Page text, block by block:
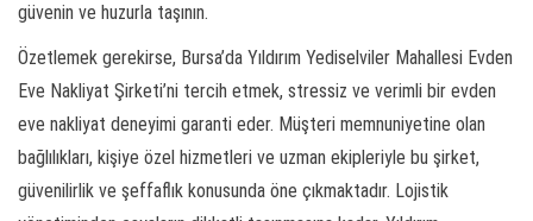
güvenin ve huzurla taşının.
Özetlemek gerekirse, Bursa’da Yıldırım Yediselviler Mahallesi Evden
Eve Nakliyat Şirketi’ni tercih etmek, stressiz ve verimli bir evden
eve nakliyat deneyimi garanti eder. Müşteri memnuniyetine olan
bağlılıkları, kişiye özel hizmetleri ve uzman ekipleriyle bu şirket,
güvenilirlik ve şeffaflık konusunda öne çıkmaktadır. Lojistik